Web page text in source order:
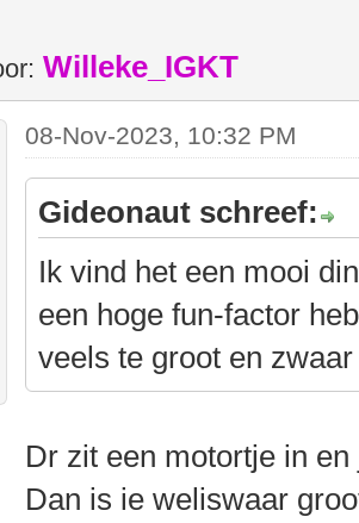
Willeke_IGKT
08-Nov-2023, 10:32 PM
Gideonaut schreef:
Ik vind het een mooi
een hoge fun-factor
veels te groot en
Dr zit een motortje in
Dan is ie weliswaar